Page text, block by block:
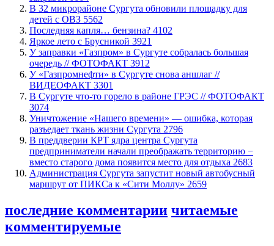
В 32 микрорайоне Сургута обновили площадку для
детей с ОВЗ 5562
​Последняя капля… бензина? 4102
Яркое лето с Брусникой 3921
​У заправки «Газпром» в Сургуте собралась большая
очередь // ФОТОФАКТ 3912
У «Газпромнефти» в Сургуте снова аншлаг //
ВИДЕОФАКТ 3301
​В Сургуте что-то горело в районе ГРЭС // ФОТОФАКТ
3074
​Уничтожение «Нашего времени» — ошибка, которая
разъедает ткань жизни Сургута 2796
​В преддверии КРТ ядра центра Сургута
предприниматели начали преображать территорию −
вместо старого дома появится место для отдыха 2683
​Администрация Сургута запустит новый автобусный
маршрут от ПИКСа к «Сити Моллу» 2659
последние комментарии читаемые
комментируемые